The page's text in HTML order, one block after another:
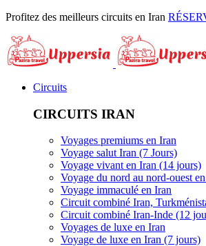
Profitez des meilleurs circuits en Iran
Circuits
CIRCUITS IRAN
Voyages premiums en Iran
Voyage salut Iran (7 Jours)
Voyage vivant en Iran (14 jours)
Voyage du nord au nord-ouest
Voyage immaculé en Iran
Circuit combiné Iran,
Circuit combiné Iran-Inde (12
Voyages de luxe en Iran
Voyage de luxe en Iran (7 jours)